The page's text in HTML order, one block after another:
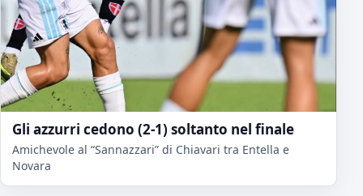
Gli azzurri cedono (2-1) soltanto nel finale
Amichevole al “Sannazzari” di Chiavari tra Entella e
Novara